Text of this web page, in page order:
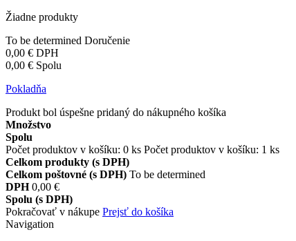
Žiadne produkty
To be determined Doručenie
0,00 € DPH
0,00 € Spolu
Pokladňa
Produkt bol úspešne pridaný do nákupného košíka
Množstvo
Spolu
Počet produktov v košíku: 0 ks Počet produktov v košíku: 1 ks
Celkom produkty (s DPH)
Celkom poštovné (s DPH) To be determined
DPH 0,00 €
Spolu (s DPH)
Pokračovať v nákupe Prejsť do košíka
Navigation